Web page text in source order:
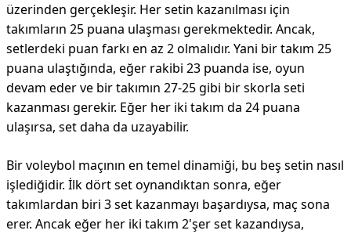
üzerinden gerçekleşir. Her setin kazanılması için
takımların 25 puana ulaşması gerekmektedir. Ancak,
setlerdeki puan farkı en az 2 olmalıdır. Yani bir takım 25
puana ulaştığında, eğer rakibi 23 puanda ise, oyun
devam eder ve bir takımın 27-25 gibi bir skorla seti
kazanması gerekir. Eğer her iki takım da 24 puana
ulaşırsa, set daha da uzayabilir.
Bir voleybol maçının en temel dinamiği, bu beş setin nasıl
işlediğidir. İlk dört set oynandıktan sonra, eğer
takımlardan biri 3 set kazanmayı başardıysa, maç sona
erer. Ancak eğer her iki takım 2'şer set kazandıysa,